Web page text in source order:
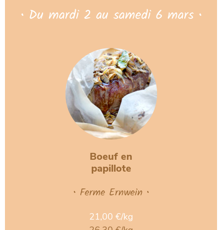
• Du mardi 2 au samedi 6 mars •
Boeuf en
papillote
• Ferme Ernwein •
21,00 €/kg